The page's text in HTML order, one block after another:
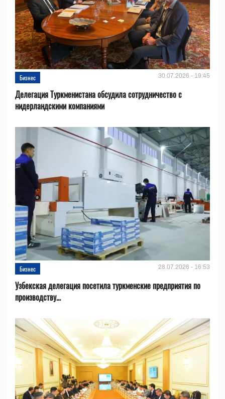
Бизнес 30.07.2026 - 19:45
Делегация Туркменистана обсудила сотрудничество с
нидерландскими компаниями
Бизнес 28.07.2026 - 16:53
Узбекская делегация посетила туркменские предприятия по
производству...